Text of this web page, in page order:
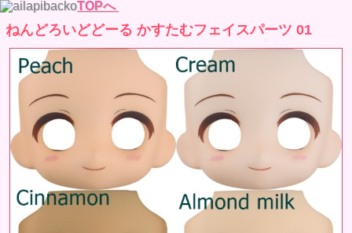
TOPへ
ねんどろいどどーる かすたむフェイスパーツ 01